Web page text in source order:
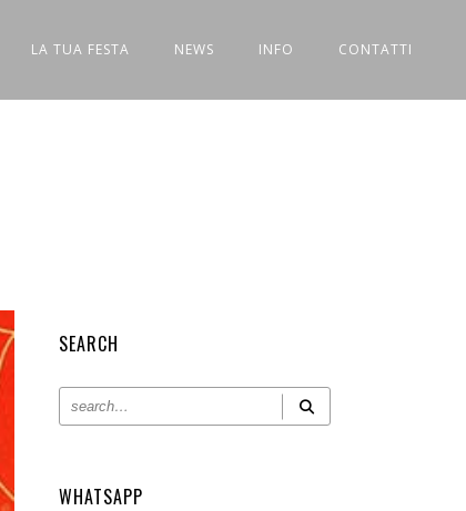
LA TUA FESTA NEWS INFO CONTATTI
SEARCH
WHATSAPP